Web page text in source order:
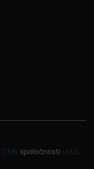
CMS spoločnosti ui42.